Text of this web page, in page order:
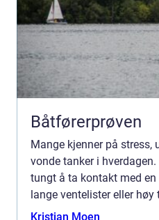
Båtførerprøven
Mange kjenner på stress,
vonde tanker i
tungt å ta kontakt med
lange ventelister eller
fysisk...
Kristian Moen